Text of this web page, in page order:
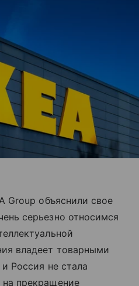
Group объяснили свое
серьезно относимся
владеет товарными
Россия не стала
прекращение